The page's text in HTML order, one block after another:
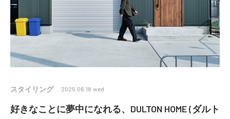
スタイリング 2025.06.18.wed
好きなことに夢中になれる、DULTON HOME (ダルト